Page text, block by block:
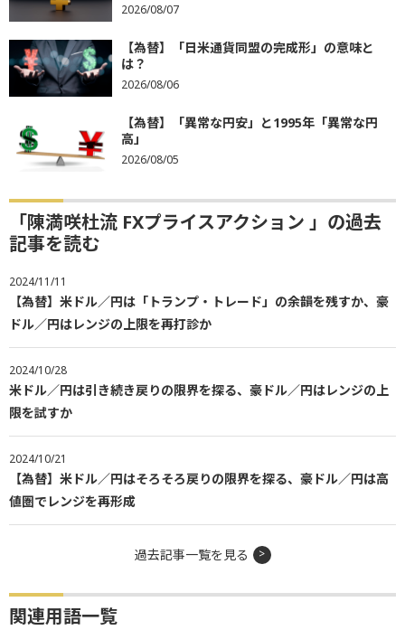
2026/08/07
【為替】「日米通貨同盟の完成形」の意味と
は？
2026/08/06
【為替】「異常な円安」と1995年「異常な円
高」
2026/08/05
「陳満咲杜流 FXプライスアクション 」の過去
記事を読む
2024/11/11
【為替】米ドル／円は「トランプ・トレード」の余韻を残すか、豪
ドル／円はレンジの上限を再打診か
2024/10/28
米ドル／円は引き続き戻りの限界を探る、豪ドル／円はレンジの上
限を試すか
2024/10/21
【為替】米ドル／円はそろそろ戻りの限界を探る、豪ドル／円は高
値圏でレンジを再形成
過去記事一覧を見る
関連用語一覧